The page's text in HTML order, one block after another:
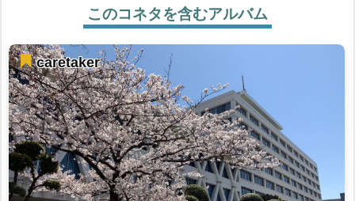
このコネタを含むアルバム
caretaker